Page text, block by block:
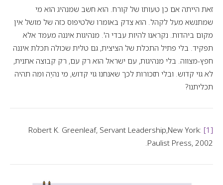
זאת הייתה אם כן טעותו של קורח. הוא חשב שמנהיג הוא מי
שמתנשא מעל לקהל. הוא צדק באומרו שלטיפוס כזה של מושל אין
מקום ביהדות. נקראנו להיות עבדי ה'. מנהיגות איננה מעמד אלא
תפקיד. בלי פתיל התכלת של הציצית, גם טלית שכולה תכלת איננה
חפץ-מצווה. בלי מנהיגות, עם ישראל הוא רק עם, רק קבוצה אתנית,
לא גוי קדוש. ובלי תזכורות לכך שאנחנו גוי קדוש, מי נהיֶה ומה תהיה
תכליתנו?
[1]
Servant Leadership,New York:
Paulist Press, 2002.